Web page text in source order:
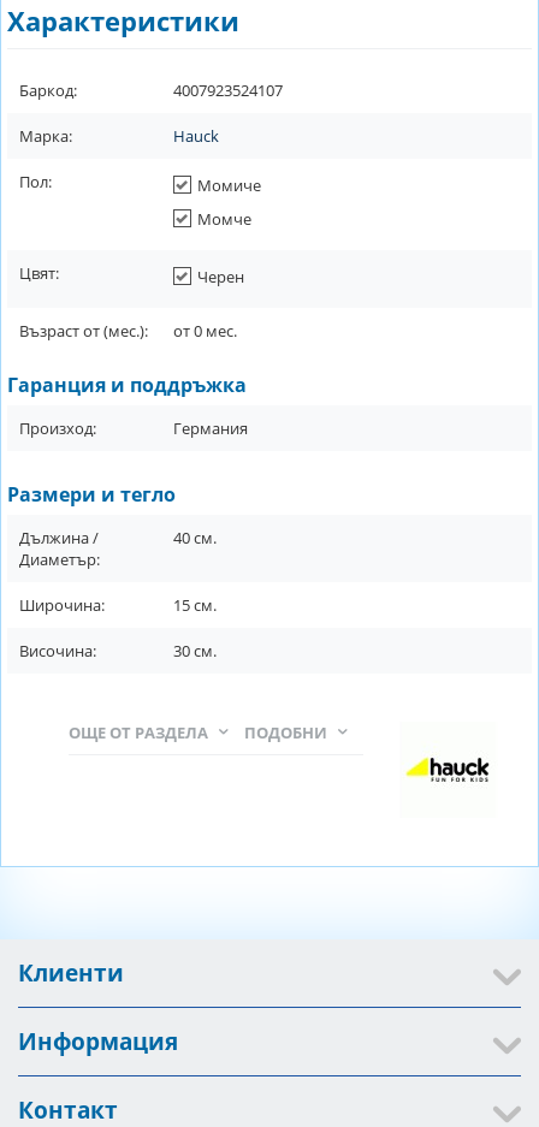
Характеристики
Баркод: 4007923524107
Марка: Hauck
Пол:
Момиче
Момче
Цвят: Черен
Възраст от (мес.): от0 мес.
Гаранция и поддръжка
Произход: Германия
Размери и тегло
Дължина /
Диаметър:
40см.
Широчина: 15см.
Височина: 30см.
ПОДОБНИ
ОЩЕ ОТ РАЗДЕЛА
Клиенти
Информация
Контакт